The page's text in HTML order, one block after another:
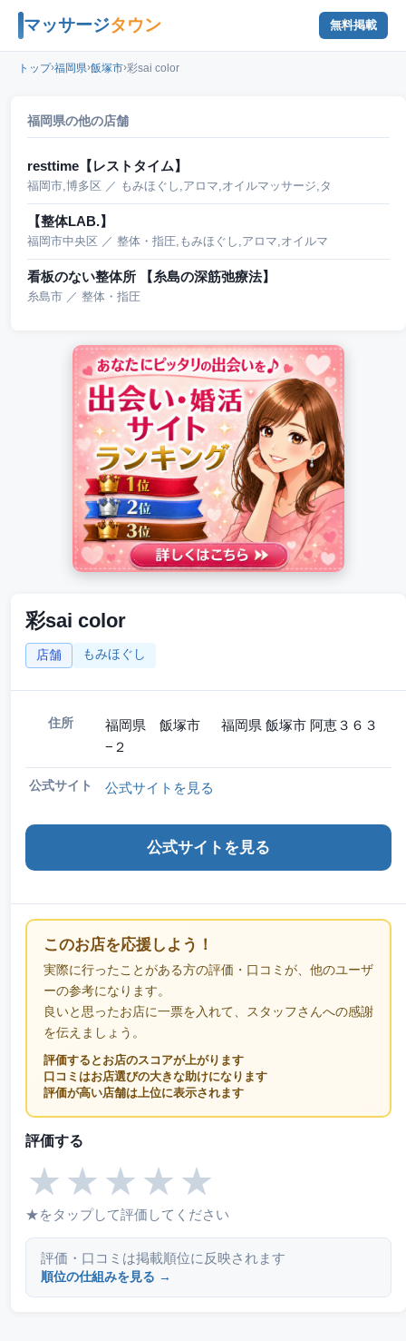
マッサージタウン 無料掲載
トップ›福岡県›飯塚市›彩sai color
彩sai color
店舗 もみほぐし
住所
福岡県 飯塚市 福岡県 飯塚市 阿恵３６３
−２
公式サイト 公式サイトを見る
公式サイトを見る
このお店を応援しよう！
実際に行ったことがある方の評価・口コミが、他のユーザ
ーの参考になります。
良いと思ったお店に一票を入れて、スタッフさんへの感謝
を伝えましょう。
評価するとお店のスコアが上がります
口コミはお店選びの大きな助けになります
評価が高い店舗は上位に表示されます
評価する
★ ★ ★ ★ ★
★をタップして評価してください
評価・口コミは掲載順位に反映されます
順位の仕組みを見る →
福岡県の他の店舗
resttime【レストタイム】
福岡市,博多区 ／ もみほぐし,アロマ,オイルマッサージ,タ
【整体LAB.】
福岡市中央区 ／ 整体・指圧,もみほぐし,アロマ,オイルマ
看板のない整体所 【糸島の深筋弛療法】
糸島市 ／ 整体・指圧